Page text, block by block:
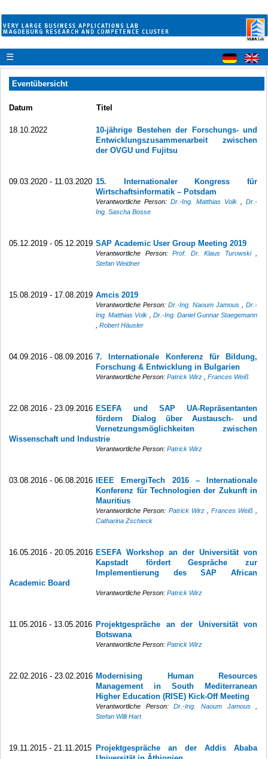
☰
Eventübersicht
Datum Titel
18.10.2022
10-jährige Bestehen der Forschungs- und
Entwicklungszusammenarbeit zwischen
der OVGU und Fujitsu
09.03.2020 - 11.03.2020 15. Internationaler Kongress für
Wirtschaftsinformatik – Potsdam
Verantwortliche Person:Dr.-Ing. Matthias Volk ,Dr.-
Ing. Sascha Bosse
05.12.2019 - 05.12.2019 SAP Academic User Group Meeting 2019
Verantwortliche Person:Prof. Dr. Klaus Turowski
Stefan Weidner
15.08.2019 - 17.08.2019 Amcis 2019
Verantwortliche Person:Dr.-Ing. Naoum Jamous ,Dr.-
Ing. Matthias Volk
Dr.-Ing. Daniel Gunnar Staegemann
,Robert Häusler
04.09.2016 - 08.09.2016 7. Internationale Konferenz für Bildung,
Forschung & Entwicklung in Bulgarien
Verantwortliche Person:Patrick Wirz ,Frances Weiß
22.08.2016 - 23.09.2016 ESEFA und SAP UA-Repräsentanten
fördern Dialog über Austausch- und
Vernetzungsmöglichkeiten zwischen
Wissenschaft und Industrie
Verantwortliche Person:Patrick Wirz
03.08.2016 - 06.08.2016
IEEE EmergiTech 2016 – Internationale
Konferenz für Technologien der Zukunft in
Mauritius
Verantwortliche Person: Patrick Wirz Frances Weiß
Catharina Zschieck
16.05.2016 - 20.05.2016 ESEFA Workshop an der Universität von
Kapstadt fördert Gespräche zur
Implementierung des SAP African
Academic Board
Verantwortliche Person:Patrick Wirz
11.05.2016 - 13.05.2016 Projektgespräche an der Universität von
Botswana
Verantwortliche Person:Patrick Wirz
22.02.2016 - 23.02.2016 Modernising Human Resources
Management in South Mediterranean
Higher Education (RISE) Kick-Off Meeting
Verantwortliche Person:Dr.-Ing. Naoum Jamous
Stefan Willi Hart
19.11.2015 - 21.11.2015 Projektgespräche an der Addis Ababa